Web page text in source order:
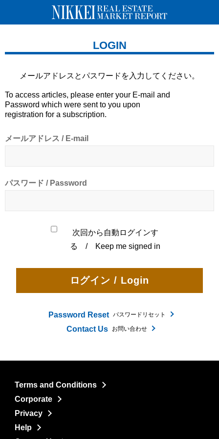
LOGIN
メールアドレスとパスワードを 入力してください。
To access articles, please enter your E-mail and
Password which were sent to you upon
registration for a subscription.
メールアドレス / E-mail
パスワード / Password
次回から自動ログインす
る / Keep me signed in
Password Reset パスワードリセット
Contact Us お問い合わせ
Terms and Conditions
Corporate
Privacy
Help